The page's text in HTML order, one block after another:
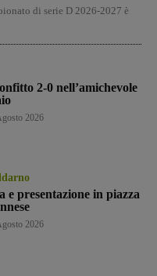
di serie D 2026-2027 è
2-0 nell’amichevole
2026
e presentazione in piazza
2026